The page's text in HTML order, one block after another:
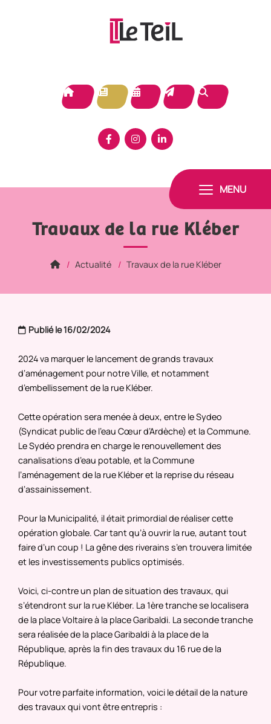
MENU
Travaux de la rue Kléber
Actualité Travaux de la rue Kléber
Publié le 16/02/2024
2024 va marquer le lancement de grands travaux
d’aménagement pour notre Ville, et notamment
d’embellissement de la rue Kléber.
Cette opération sera menée à deux, entre le Sydeo
(Syndicat public de l’eau Cœur d’Ardèche) et la Commune.
Le Sydéo prendra en charge le renouvellement des
canalisations d’eau potable, et la Commune
l’aménagement de la rue Kléber et la reprise du réseau
d’assainissement.
Pour la Municipalité, il était primordial de réaliser cette
opération globale. Car tant qu’à ouvrir la rue, autant tout
faire d’un coup ! La gêne des riverains s’en trouvera limitée
et les investissements publics optimisés.
Voici, ci-contre un plan de situation des travaux, qui
s’étendront sur la rue Kléber. La 1ère tranche se localisera
de la place Voltaire à la place Garibaldi. La seconde tranche
sera réalisée de la place Garibaldi à la place de la
République, après la fin des travaux du 16 rue de la
République.
Pour votre parfaite information, voici le détail de la nature
des travaux qui vont être entrepris :